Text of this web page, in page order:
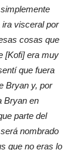
visceral por
cosas que
[Kofi] era muy
que fuera
Bryan y, por
Bryan en
parte del
nombrado
que no eras lo